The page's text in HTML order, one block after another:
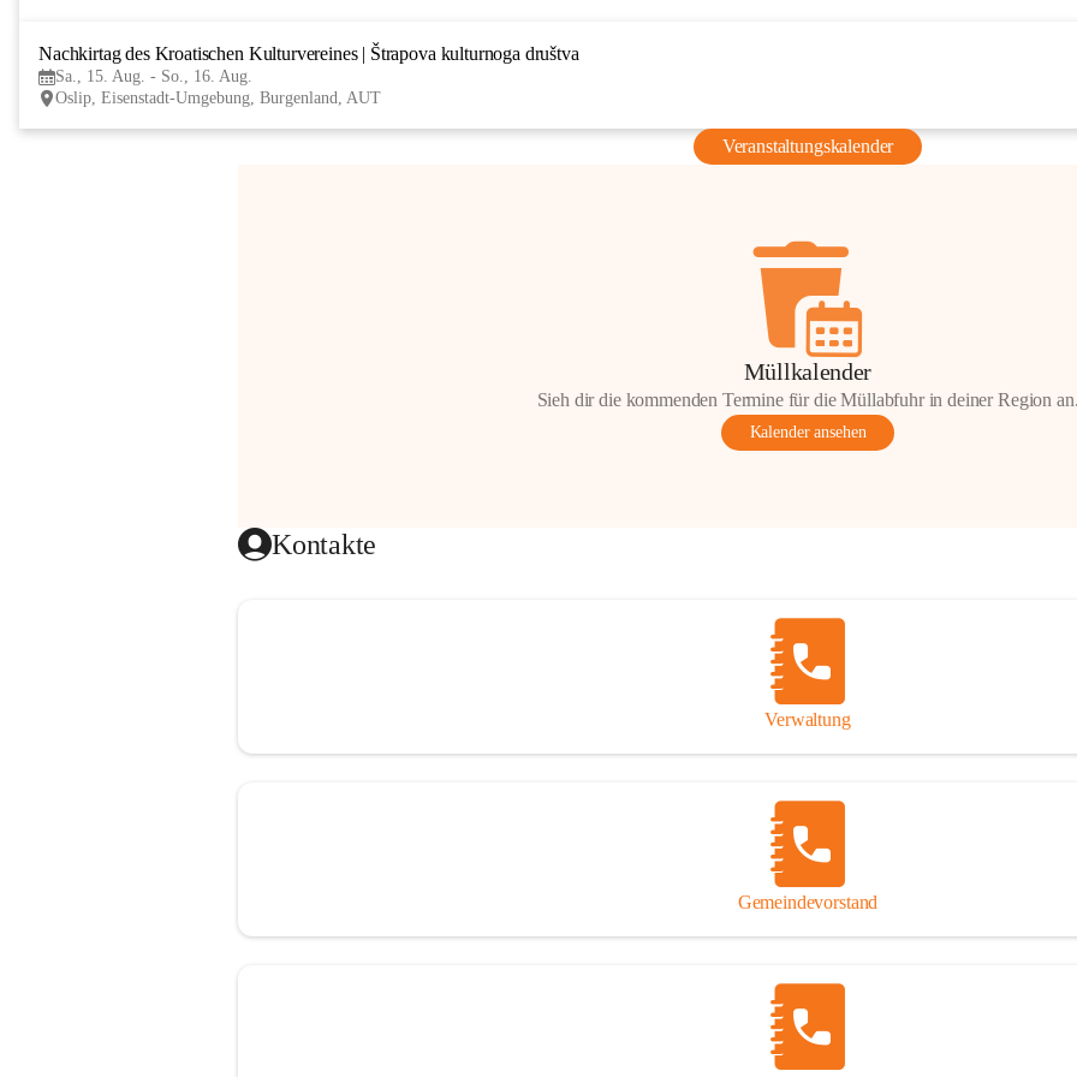
Nachkirtag des Kroatischen Kulturvereines | Štrapova kulturnoga društva
Sa., 15. Aug. - So., 16. Aug.
Oslip, Eisenstadt-Umgebung, Burgenland, AUT
Veranstaltungskalender
Müllkalender
Sieh dir die kommenden Termine für die Müllabfuhr in deiner Region an.
Kalender ansehen
Kontakte
Verwaltung
Gemeindevorstand